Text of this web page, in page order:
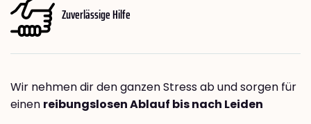
Zuverlässige Hilfe
Wir nehmen dir den ganzen Stress ab und sorgen für
einen reibungslosen Ablauf bis nach Leiden